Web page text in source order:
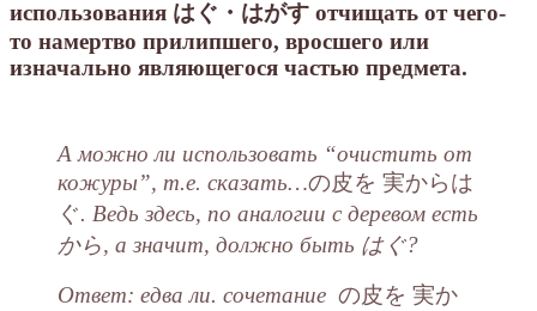
использования はぐ・はがす отчищать от чего-
то намертво прилипшего, вросшего или
изначально являющегося частью предмета.
А можно ли использовать “очистить от
кожуры”, т.е. сказать…の皮を 実からは
ぐ. Ведь здесь, по аналогии с деревом есть
から, а значит, должно быть はぐ?
Ответ: едва ли. сочетание の皮を 実か